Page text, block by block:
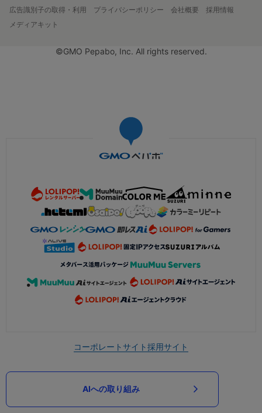
広告識別子の取得・利用
プライバシーポリシー 会社概要
採用情報
メディアキット
©GMO Pepabo, Inc. All rights reserved.
コーポレートサイト採用サイト
AIへの取り組み